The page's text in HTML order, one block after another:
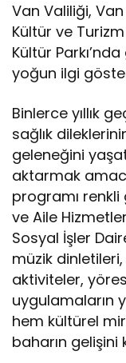
Van Valiliği,
Kültür ve
Kültür
yoğun ilgi
Binlerce yıllık
sağlık
geleneğini
aktarmak
programı renkli
ve Aile
Sosyal İşler
müzik
aktiviteler,
uygulamaların
hem kültürel
baharın gelişini